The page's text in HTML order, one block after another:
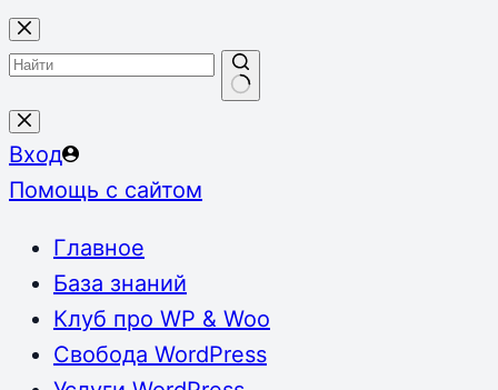
Перейти
к
Ничего
не
найдено
Вход
Помощь с сайтом
Главное
База знаний
Клуб про WP & Woo
Свобода WordPress